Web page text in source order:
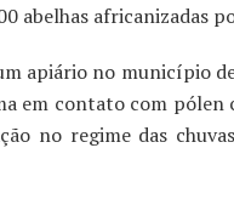
abelhas africanizadas
apiário no município
em contato com
no regime das